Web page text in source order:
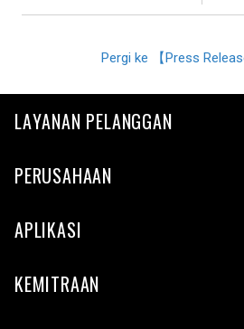
Pergi ke 【Press
LAYANAN PELANGGAN
PERUSAHAAN
APLIKASI
KEMITRAAN